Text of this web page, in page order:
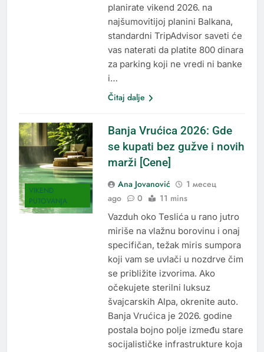
planirate vikend 2026. na
najšumovitijoj planini Balkana,
standardni TripAdvisor saveti će
vas naterati da platite 800 dinara
za parking koji ne vredi ni banke
i…
Čitaj dalje
VIKEND
PUTOVANJA
Banja Vrućica 2026: Gde
se kupati bez gužve i novih
marži [Cene]
Ana Jovanović
1 месец
ago
0 11 mins
Vazduh oko Teslića u rano jutro
miriše na vlažnu borovinu i onaj
specifičan, težak miris sumpora
koji vam se uvlači u nozdrve čim
se približite izvorima. Ako
očekujete sterilni luksuz
švajcarskih Alpa, okrenite auto.
Banja Vrućica je 2026. godine
postala bojno polje između stare
socijalističke infrastrukture koja